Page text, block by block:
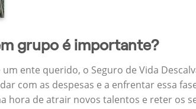
grupo é importante?
ente querido, o Seguro de Vida
com as despesas e a enfrentar essa
hora de atrair novos talentos e reter os